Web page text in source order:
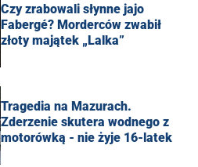
Czy zrabowali słynne jajo
Fabergé? Morderców zwabił
złoty majątek „Lalka”
Tragedia na Mazurach.
Zderzenie skutera wodnego z
motorówką - nie żyje 16-latek